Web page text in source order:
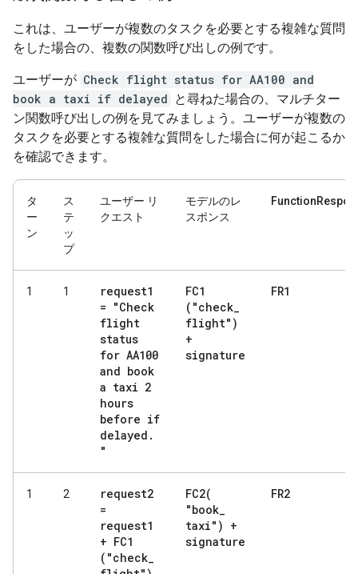
これは、ユーザーが複数のタスクを必要とする複雑な質問
をした場合の、複数の関数呼び出しの例です。
ユーザーが Check flight status for AA100 and
book a taxi if delayed と尋ねた場合の、マルチター
ン関数呼び出しの例を見てみましょう。ユーザーが複数の
タスクを必要とする複雑な質問をした場合に何が起こるか
を確認できます。
タ
ー
ン
ス
テ
ッ
プ
ユーザー リ
クエスト
モデルのレ
スポンス
1 1
request1
= "Check
flight
status
for AA100
and book
a taxi 2
hours
before if
delayed .
"
FC1
("check_
flight")
+
signature
FR1
1 2
request2
=
request1
+ FC1
("check_
FC2(
"book_
taxi") +
signature
FR2